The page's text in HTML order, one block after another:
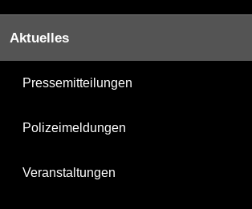
Aktuelles
Pressemitteilungen
Polizeimeldungen
Veranstaltungen